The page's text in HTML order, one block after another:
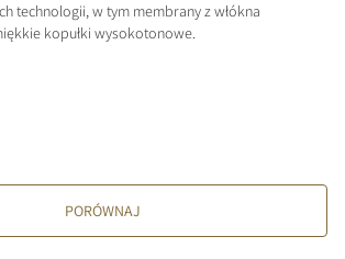
technologii, w tym membrany z włókna
kopułki wysokotonowe.
PORÓWNAJ